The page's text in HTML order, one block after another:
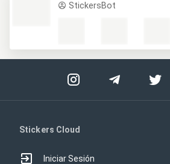
StickersBot
Stickers Cloud
Iniciar Sesión